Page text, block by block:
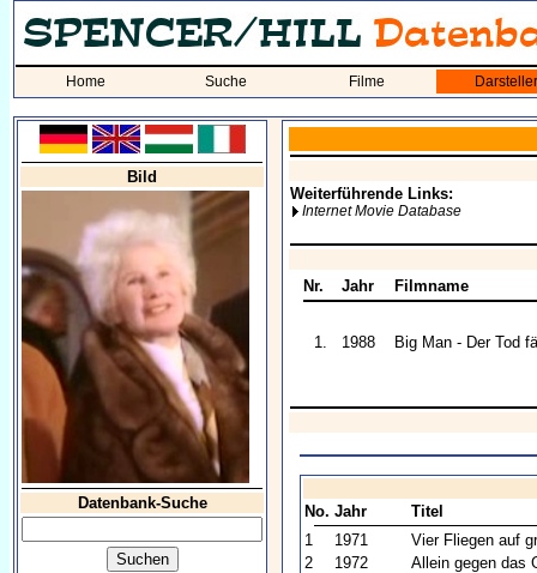
Home Suche Filme Darsteller
Bild
Datenbank-Suche
Weiterführende Links:
Internet Movie Database
Nr. Jahr Filmname
1. 1988 Big Man - Der Tod
No. Jahr
Titel
1
1971
Vier Fliegen auf
2
1972
Allein gegen das